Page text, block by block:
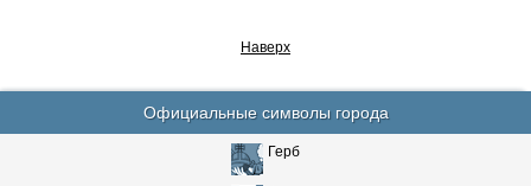
Наверх
Официальные символы города
Герб